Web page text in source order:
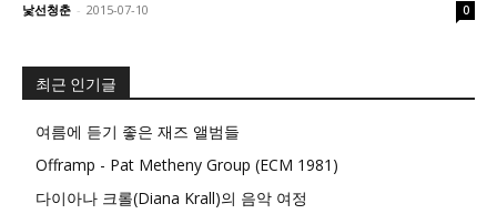
낯선청춘 - 2015-07-10 0
최근 인기글
여름에 듣기 좋은 재즈 앨범들
Offramp - Pat Metheny Group (ECM 1981)
다이아나 크롤(Diana Krall)의 음악 여정